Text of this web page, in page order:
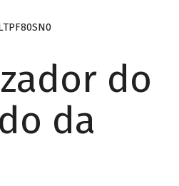
do
da